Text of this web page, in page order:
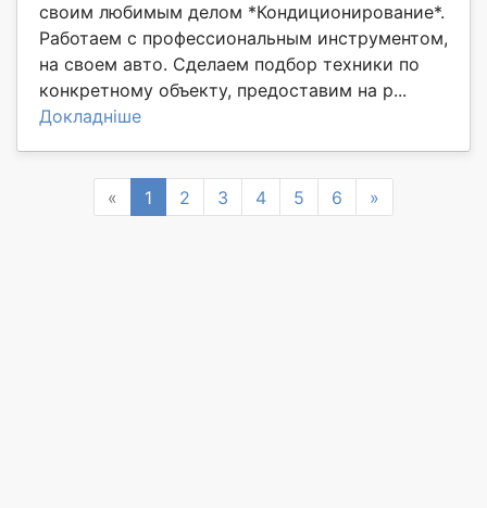
своим любимым делом *Кондиционирование*.
Работаем с профессиональным инструментом,
на своем авто. Сделаем подбор техники по
конкретному объекту, предоставим на р...
Докладніше
« Previous
1 2 3 4 5 6 »